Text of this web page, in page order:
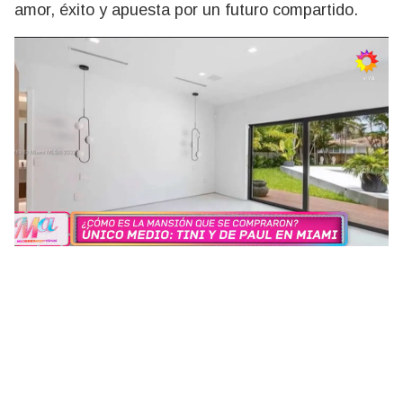
amor, éxito y apuesta por un futuro compartido.